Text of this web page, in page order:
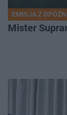
EMISJA Z
Mister